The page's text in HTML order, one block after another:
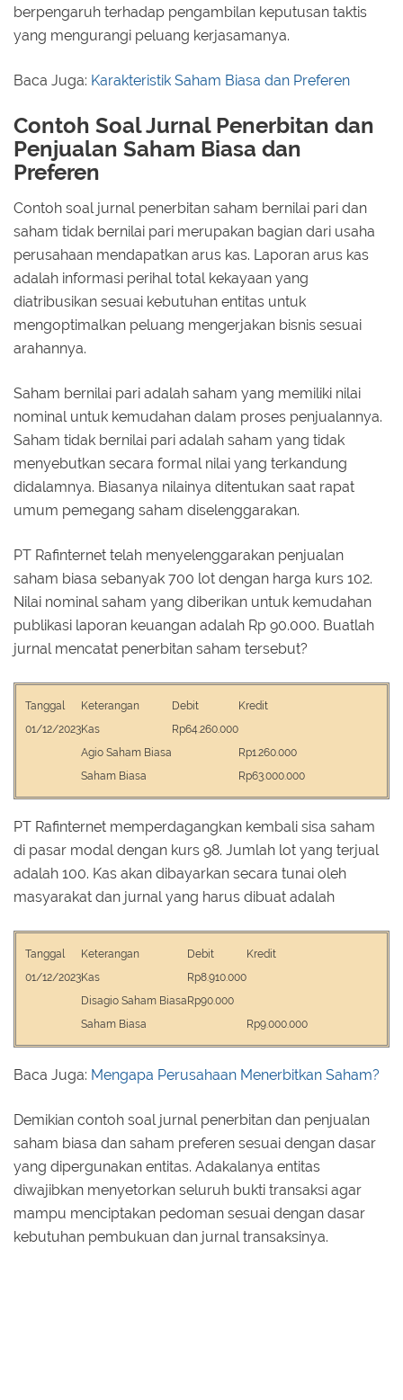
berpengaruh terhadap pengambilan keputusan taktis
yang mengurangi peluang kerjasamanya.
Baca Juga: Karakteristik Saham Biasa dan Preferen
Contoh Soal Jurnal Penerbitan dan
Penjualan Saham Biasa dan
Preferen
Contoh soal jurnal penerbitan saham bernilai pari dan
saham tidak bernilai pari merupakan bagian dari usaha
perusahaan mendapatkan arus kas. Laporan arus kas
adalah informasi perihal total kekayaan yang
diatribusikan sesuai kebutuhan entitas untuk
mengoptimalkan peluang mengerjakan bisnis sesuai
arahannya.
Saham bernilai pari adalah saham yang memiliki nilai
nominal untuk kemudahan dalam proses penjualannya.
Saham tidak bernilai pari adalah saham yang tidak
menyebutkan secara formal nilai yang terkandung
didalamnya. Biasanya nilainya ditentukan saat rapat
umum pemegang saham diselenggarakan.
PT Rafinternet telah menyelenggarakan penjualan
saham biasa sebanyak 700 lot dengan harga kurs 102.
Nilai nominal saham yang diberikan untuk kemudahan
publikasi laporan keuangan adalah Rp 90.000. Buatlah
jurnal mencatat penerbitan saham tersebut?
Tanggal Keterangan Debit
Kredit
01/12/2023Kas
Rp64.260.000
Agio Saham Biasa
Rp1.260.000
Saham Biasa
Rp63.000.000
PT Rafinternet memperdagangkan kembali sisa saham
di pasar modal dengan kurs 98. Jumlah lot yang terjual
adalah 100. Kas akan dibayarkan secara tunai oleh
masyarakat dan jurnal yang harus dibuat adalah
Tanggal Keterangan Debit
Kredit
01/12/2023Kas
Rp8.910.000
Disagio Saham Biasa Rp90.000
Saham Biasa
Rp9.000.000
Baca Juga: Mengapa Perusahaan Menerbitkan Saham?
Demikian contoh soal jurnal penerbitan dan penjualan
saham biasa dan saham preferen sesuai dengan dasar
yang dipergunakan entitas. Adakalanya entitas
diwajibkan menyetorkan seluruh bukti transaksi agar
mampu menciptakan pedoman sesuai dengan dasar
kebutuhan pembukuan dan jurnal transaksinya.